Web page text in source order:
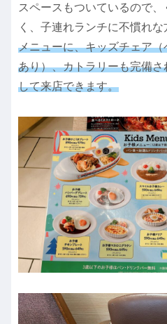
スペースもついているので
く、子連れランチに不慣れな
メニューに、キッズチェア
あり）、カトラリーも完備
して来店できます。